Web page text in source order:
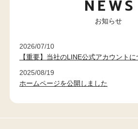
NEWS
お知らせ
2026/07/10
【重要】当社のLINE公式アカウントに
2025/08/19
ホームページを公開しました